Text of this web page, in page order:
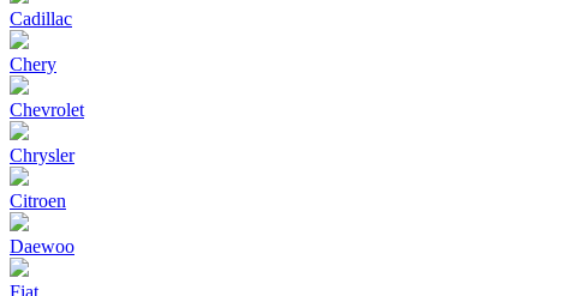
Cadillac
Chery
Chevrolet
Chrysler
Citroen
Daewoo
Fiat